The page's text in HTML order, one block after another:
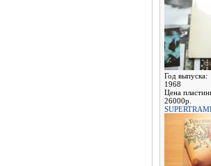
Год выпуска:
1968
Цена
26000р.